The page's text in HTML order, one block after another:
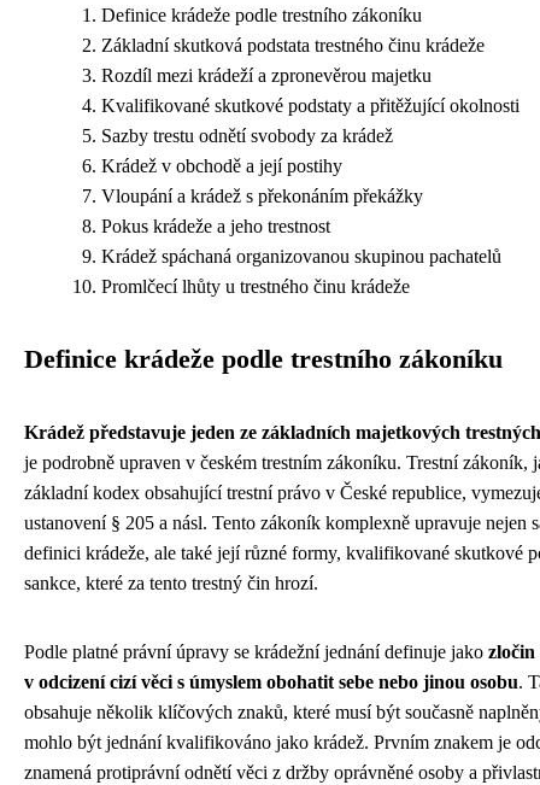
Definice krádeže podle trestního zákoníku
Základní skutková podstata trestného činu krádeže
Rozdíl mezi krádeží a zpronevěrou majetku
Kvalifikované skutkové podstaty a přitěžující okolnosti
Sazby trestu odnětí svobody za krádež
Krádež v obchodě a její postihy
Vloupání a krádež s překonáním překážky
Pokus krádeže a jeho trestnost
Krádež spáchaná organizovanou skupinou pachatelů
Promlčecí lhůty u trestného činu krádeže
Definice krádeže podle trestního zákoníku
Krádež představuje jeden ze základních majetkových
je podrobně upraven v českém trestním zákoníku. Trestní zákoník,
základní kodex obsahující trestní právo v České republice,
ustanovení § 205 a násl. Tento zákoník komplexně upravuje nejen
definici krádeže, ale také její různé formy, kvalifikované skutkové
sankce, které za tento trestný čin hrozí.
Podle platné právní úpravy se krádežní jednání definuje jako zločin
v odcizení cizí věci s úmyslem obohatit sebe nebo jinou osobu.
obsahuje několik klíčových znaků, které musí být současně
mohlo být jednání kvalifikováno jako krádež. Prvním znakem je
znamená protiprávní odnětí věci z držby oprávněné osoby a